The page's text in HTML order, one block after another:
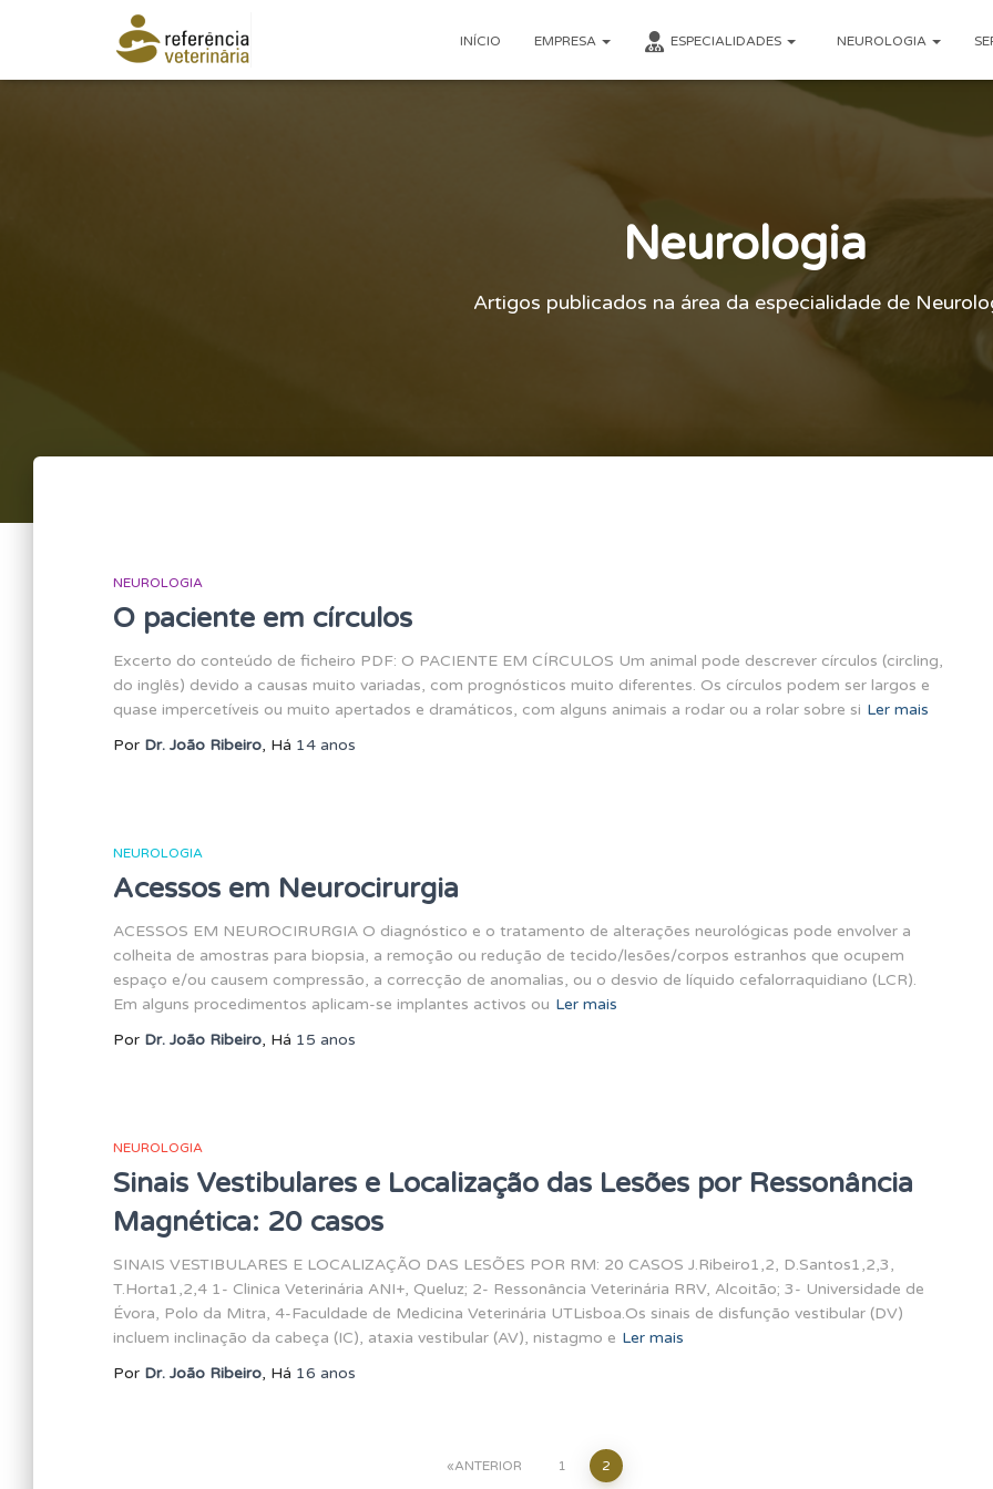
INÍCIO EMPRESA ESPECIALIDADES NEUROLOGIA
Neurologia
Artigos publicados na área da especialidade de
NEUROLOGIA
O paciente em círculos
Excerto do conteúdo de ficheiro PDF: O PACIENTE EM CÍRCULOS Um animal pode descrever círculos (circling,
do inglês) devido a causas muito variadas, com prognósticos muito diferentes. Os círculos podem ser largos e
quase impercetíveis ou muito apertados e dramáticos, com alguns animais a rodar ou a rolar sobre si Ler mais
Por Dr. João Ribeiro, Há 14 anos
NEUROLOGIA
Acessos em Neurocirurgia
ACESSOS EM NEUROCIRURGIA O diagnóstico e o tratamento de alterações neurológicas pode envolver a
colheita de amostras para biopsia, a remoção ou redução de tecido/lesões/corpos estranhos que ocupem
espaço e/ou causem compressão, a correcção de anomalias, ou o desvio de líquido cefalorraquidiano (LCR).
Em alguns procedimentos aplicam-se implantes activos ou Ler mais
Por Dr. João Ribeiro, Há 15 anos
NEUROLOGIA
Sinais Vestibulares e Localização das Lesões por Ressonância
Magnética: 20 casos
SINAIS VESTIBULARES E LOCALIZAÇÃO DAS LESÕES POR RM: 20 CASOS J.Ribeiro1,2, D.Santos1,2,3,
T.Horta1,2,4 1- Clinica Veterinária ANI+, Queluz; 2- Ressonância Veterinária RRV, Alcoitão; 3- Universidade de
Évora, Polo da Mitra, 4-Faculdade de Medicina Veterinária UTLisboa.Os sinais de disfunção vestibular (DV)
incluem inclinação da cabeça (IC), ataxia vestibular (AV), nistagmo e Ler mais
Por Dr. João Ribeiro, Há 16 anos
ANTERIOR 1 2